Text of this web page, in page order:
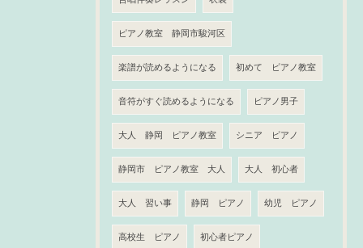
ピアノ教室 静岡市駿河区
楽譜が読めるようになる 初めて ピアノ教室
音符がすぐ読めるようになる ピアノ男子
大人 静岡 ピアノ教室 シニア ピアノ
静岡市 ピアノ教室 大人 大人 初心者
大人 習い事 静岡 ピアノ 幼児 ピアノ
高校生 ピアノ 初心者ピアノ